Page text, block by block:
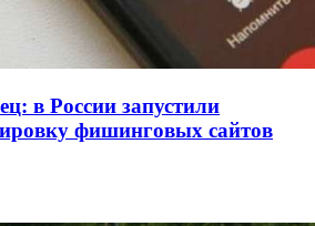
в России запустили
фишинговых сайтов